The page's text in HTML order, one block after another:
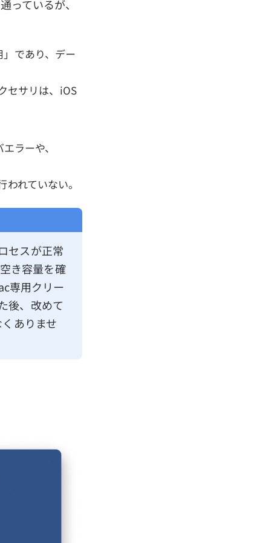
っているが、
であり、デー
セサリは、iOS
ラーや、
れていない。
セスが正常
き容量を確
専用クリー
後、改めて
ありませ